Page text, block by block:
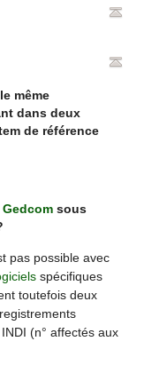
même
dans deux
de référence
sous
pas possible avec
spécifiques
toutefois deux
(n° affectés aux